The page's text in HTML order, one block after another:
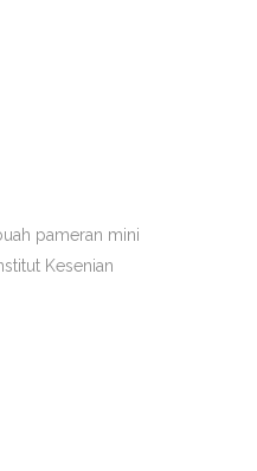
pameran mini
Kesenian